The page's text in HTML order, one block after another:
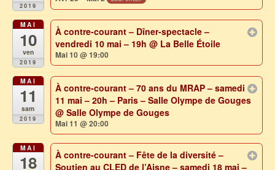
2019
MAI
10
ven
2019
À contre-courant – Dîner-spectacle –
vendredi 10 mai – 19h@ La Belle Étoile
Mai 10 @ 19:00
MAI
11
sam
2019
À contre-courant – 70 ans du MRAP – samedi
11 mai – 20h – Paris – Salle Olympe de Gouges
@ Salle Olympe de Gouges
Mai 11 @ 20:00
MAI
18
À contre-courant – Fête de la diversité –
Soutien au CLED de l’Aisne – samedi 18 mai –